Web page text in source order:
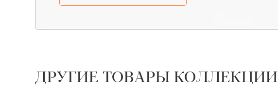
ДРУГИЕ ТОВАРЫ КОЛЛЕКЦИИ